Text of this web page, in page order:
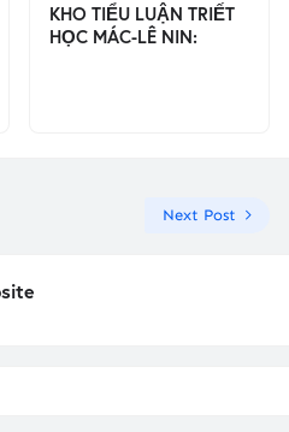
KHO TIỂU LUẬN TRIẾT
HỌC MÁC-LÊ NIN:
Next Post